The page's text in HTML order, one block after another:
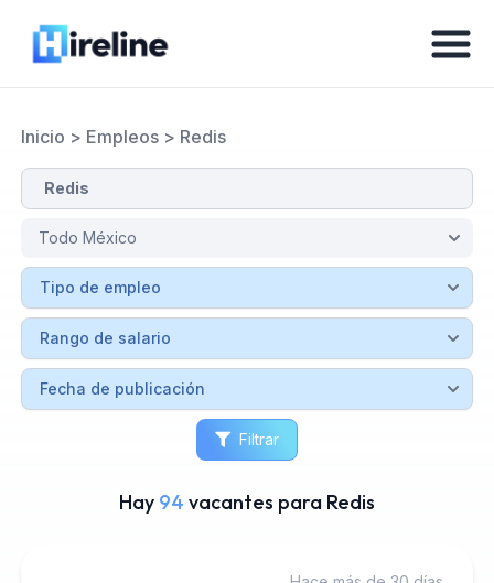
Inicio > Empleos> Redis
Filtrar
Hay 94 vacantes para Redis